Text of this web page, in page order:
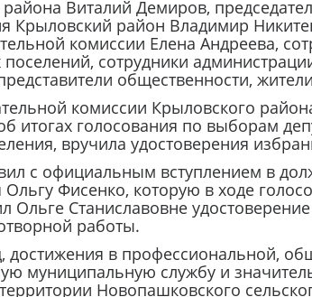
Виталий Демиров,
Крыловский район Владимир
комиссии Елена Андреева,
сотрудники
общественности,
комиссии Крыловского
итогах голосования по выборам
вручила удостоверения
с официальным вступлением в
Фисенко, которую в ходе
Ольге Станиславовне
работы.
достижения в профессиональной,
муниципальную службу и
Новопашковского